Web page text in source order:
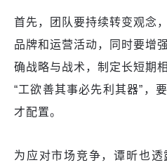
首先，团队要持续转变观念
品牌和运营活动，同时要增
确战略与战术，制定长短期
“工欲善其事必先利其器”，
才配置。
为应对市场竞争，谭昕也